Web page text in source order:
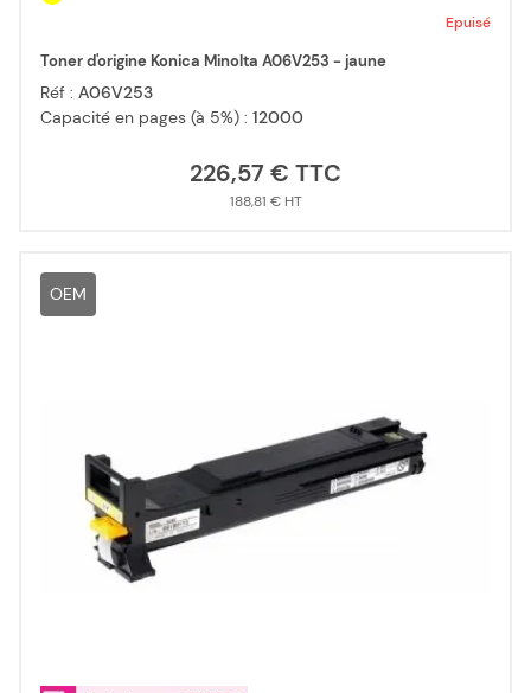
Epuisé
Toner d'origine Konica Minolta A06V253 - jaune
Réf : A06V253
Capacité en pages (à 5%) : 12000
226,57 €
188,81 €
OEM